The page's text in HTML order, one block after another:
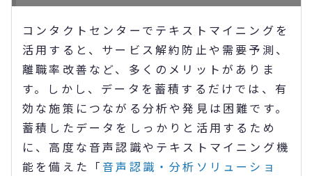
コンタクトセンターでテキストマイニングを
活用すると、サービス解約防止や需要予測、
離職率改善など、多くのメリットがありま
す。しかし、データを蓄積するだけでは、有
効な施策につながる分析や発見は困難です。
蓄積したデータをしっかりと活用するため
に、高度な音声認識やテキストマイニング機
能を備えた「音声認識・分析ソリューショ